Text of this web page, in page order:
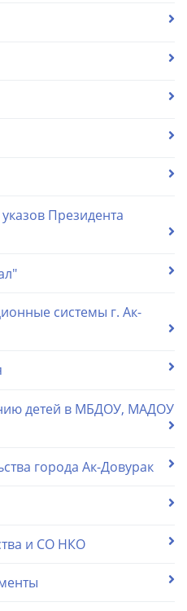
Президента
системы г. Ак-
детей в МБДОУ, МАДОУ
города Ак-Довурак
и СО НКО